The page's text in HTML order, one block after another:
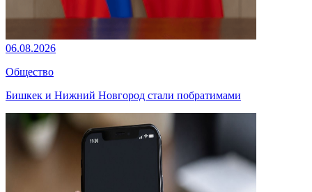
06.08.2026
Общество
Бишкек и Нижний Новгород стали побратимами